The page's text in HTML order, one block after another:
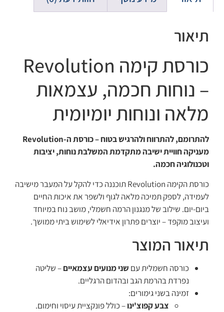
תיאור
כורסת קימה Revolution
– נוחות חכמה, עצמאות
מלאה ונוחות יומיומית
להתרומם, להתרווח ולהרגיש בטוח – כורסת ה-Revolution
מעניקה חוויית ישיבה מתקדמת המשלבת נוחות, יציבות
וטכנולוגיה חכמה.
כורסת הקימה Revolution תוכננה כדי להקל על המעבר מישיבה
לעמידה, לספק תמיכה מלאה לגוף ולשפר את איכות החיים
ביום-יום. שילוב של מנגנון הרמה חשמלי, מושב נוח במיוחד
ועיצוב מוקפד – יוצרים פתרון אידיאלי לשימוש ביתי ממושך.
תיאור המוצר
כורסה חשמלית עם שני מנועים עצמאיים– שליטה
נפרדת בהרמת הגב ובהדום הרגליים.
זמינה בשני גימורים:
צבע קפוצ'ינו– כולל פונקציית עיסוי וחימום.